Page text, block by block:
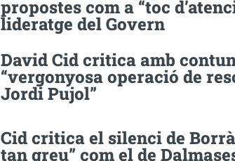
propostes com a “toc
lideratge del Govern
David Cid critica amb
“vergonyosa operació de
Jordi Pujol”
Cid critica el silenci de
tan greu” com el de